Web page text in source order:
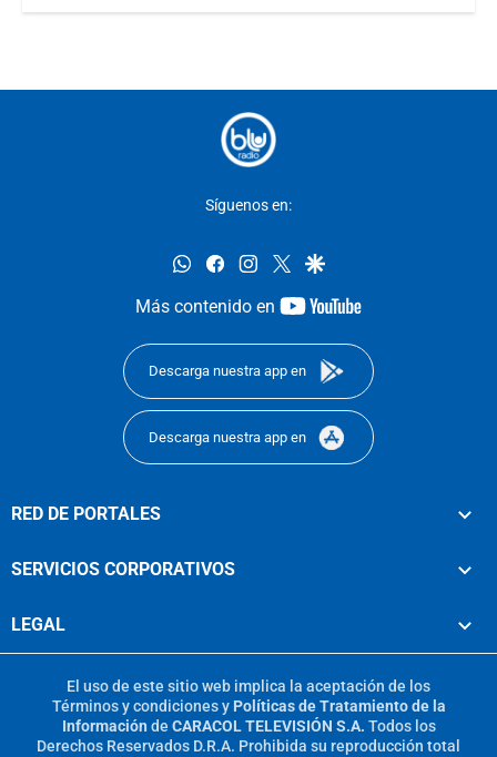
Síguenos en:
whatsappfacebookinstagram
twittergoogle
Más contenido en
youtube-
Descarga nuestra app en
Descarga nuestra app en
RED DE PORTALES
SERVICIOS CORPORATIVOS
LEGAL
El uso de este sitio web implica la aceptación de los
Términos y condicionesy Políticas de Tratamiento de la
Información de CARACOL TELEVISIÓN S.A. Todos los
Derechos Reservados D.R.A. Prohibida su reproducción total